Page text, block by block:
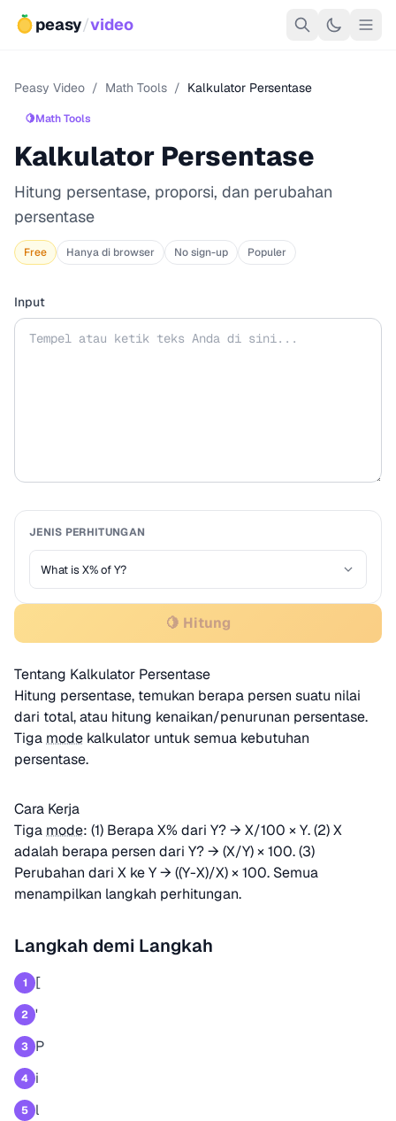
peasy/video
Peasy Video / Math Tools / Kalkulator Persentase
🍋Math Tools
Kalkulator Persentase
Hitung persentase, proporsi, dan perubahan
persentase
Free Hanya di browser No sign-up Populer
Input
JENIS PERHITUNGAN
🍋 Hitung
Tentang Kalkulator Persentase
Hitung persentase, temukan berapa persen suatu nilai
dari total, atau hitung kenaikan/penurunan persentase.
Tiga mode kalkulator untuk semua kebutuhan
persentase.
Cara Kerja
Tiga mode: (1) Berapa X% dari Y? → X/100 × Y. (2) X
adalah berapa persen dari Y? → (X/Y) × 100. (3)
Perubahan dari X ke Y → ((Y-X)/X) × 100. Semua
menampilkan langkah perhitungan.
Langkah demi Langkah
1 [
2 '
3 P
4 i
5 l